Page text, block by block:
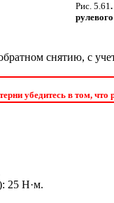
Рис. 5.61
снятию, с
убедитесь в том,
25 Н·м.